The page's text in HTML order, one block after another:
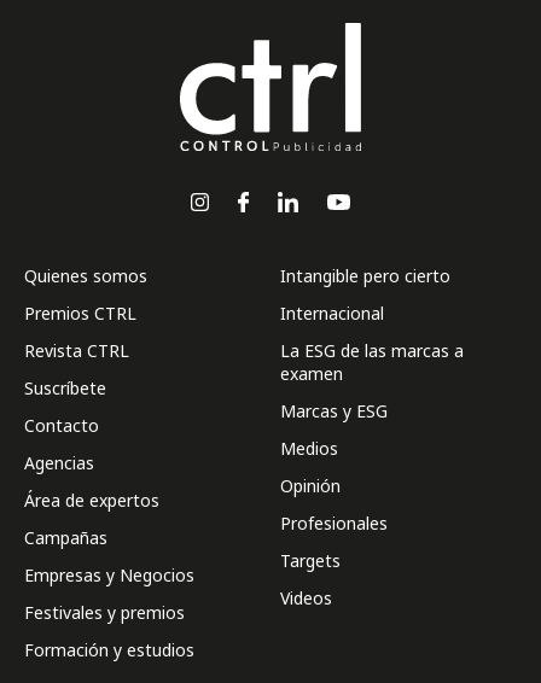
Quienes somos
Premios CTRL
Revista CTRL
Suscríbete
Contacto
Agencias
Área de expertos
Campañas
Empresas y Negocios
Festivales y premios
Formación y estudios
Intangible pero cierto
Internacional
La ESG de las marcas a
examen
Marcas y ESG
Medios
Opinión
Profesionales
Targets
Videos